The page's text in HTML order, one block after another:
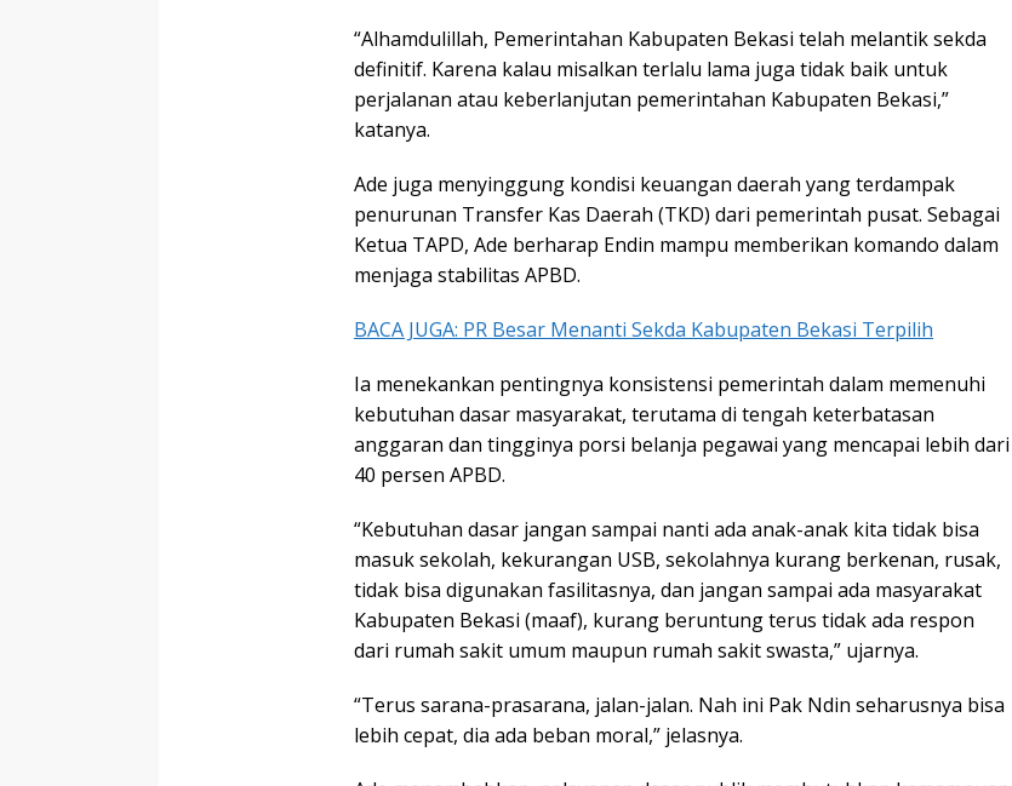
“Alhamdulillah, Pemerintahan Kabupaten Bekasi telah melantik sekda
definitif. Karena kalau misalkan terlalu lama juga tidak baik untuk
perjalanan atau keberlanjutan pemerintahan Kabupaten Bekasi,”
katanya.
Ade juga menyinggung kondisi keuangan daerah yang terdampak
penurunan Transfer Kas Daerah (TKD) dari pemerintah pusat. Sebagai
Ketua TAPD, Ade berharap Endin mampu memberikan komando dalam
menjaga stabilitas APBD.
BACA JUGA: PR Besar Menanti Sekda Kabupaten Bekasi Terpilih
Ia menekankan pentingnya konsistensi pemerintah dalam memenuhi
kebutuhan dasar masyarakat, terutama di tengah keterbatasan
anggaran dan tingginya porsi belanja pegawai yang mencapai lebih dari
40 persen APBD.
“Kebutuhan dasar jangan sampai nanti ada anak-anak kita tidak bisa
masuk sekolah, kekurangan USB, sekolahnya kurang berkenan, rusak,
tidak bisa digunakan fasilitasnya, dan jangan sampai ada masyarakat
Kabupaten Bekasi (maaf), kurang beruntung terus tidak ada respon
dari rumah sakit umum maupun rumah sakit swasta,” ujarnya.
“Terus sarana-prasarana, jalan-jalan. Nah ini Pak Ndin seharusnya bisa
lebih cepat, dia ada beban moral,” jelasnya.